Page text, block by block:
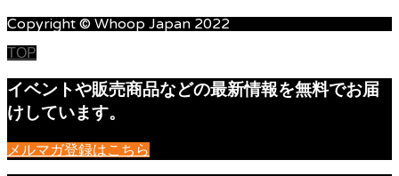
Copyright © Whoop Japan 2022
TOP
イベントや販売商品などの最新情報を無料でお届
けしています。
メルマガ登録はこちら